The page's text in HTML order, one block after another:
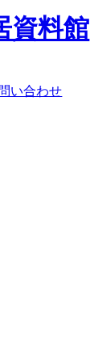
資料館
い合わせ